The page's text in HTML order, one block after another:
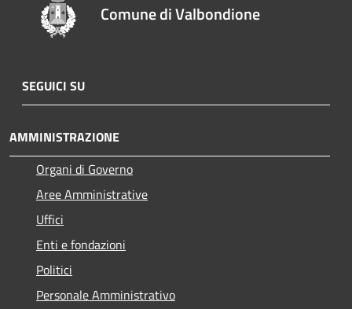
Comune di Valbondione
SEGUICI SU
AMMINISTRAZIONE
Organi di Governo
Aree Amministrative
Uffici
Enti e fondazioni
Politici
Personale Amministrativo